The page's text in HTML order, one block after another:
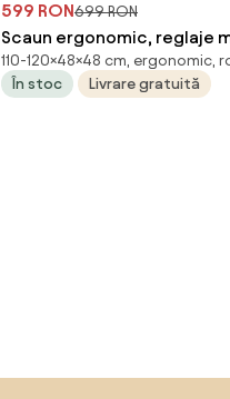
599 RON699 RON
Scaun ergonomic, reglaje
suport lombar, tetieră
Alb/Gri
110-120×48×48 cm, ergonomic,
În stoc
Livrare gratuită